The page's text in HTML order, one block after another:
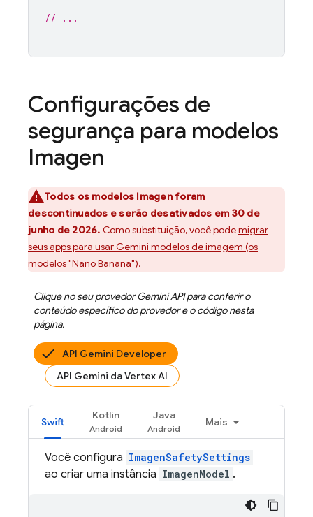
// ...
Configurações de
segurança para modelos
Imagen
Todos os modelos Imagenforam
descontinuados e serão desativados em 30 de
junho de 2026. Como substituição, você podemigrar
seus apps para usarGemini modelos de imagem (os
modelos "Nano Banana").
Clique no seu provedorGemini APIpara conferir o
conteúdo específico do provedor e o código nesta
página.
API Gemini Developer
API Gemini da Vertex AI
Swift
Kotlin Java
Mais
Você configura ImagenSafetySettings
ao criar uma instância ImagenModel .